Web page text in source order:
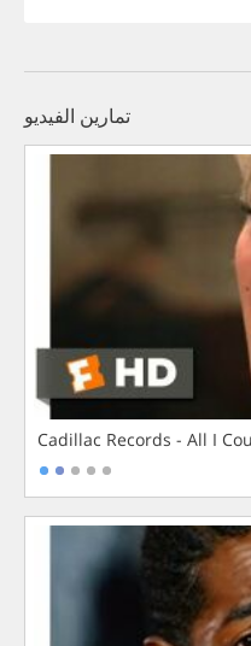
تمارين الفيديو
Cadillac Records - All I